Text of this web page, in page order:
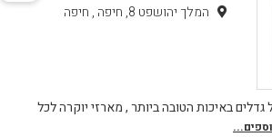
המלך יהושפט 8, חיפה , חיפה
באיכות הטובה ביותר , מארזי יוקרה לכל